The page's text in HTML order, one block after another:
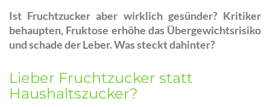
Ist Fruchtzucker aber wirklich gesünder? Kritiker
behaupten, Fruktose erhöhe das Übergewichtsrisiko
und schade der Leber. Was steckt dahinter?
Lieber Fruchtzucker statt
Haushaltszucker?